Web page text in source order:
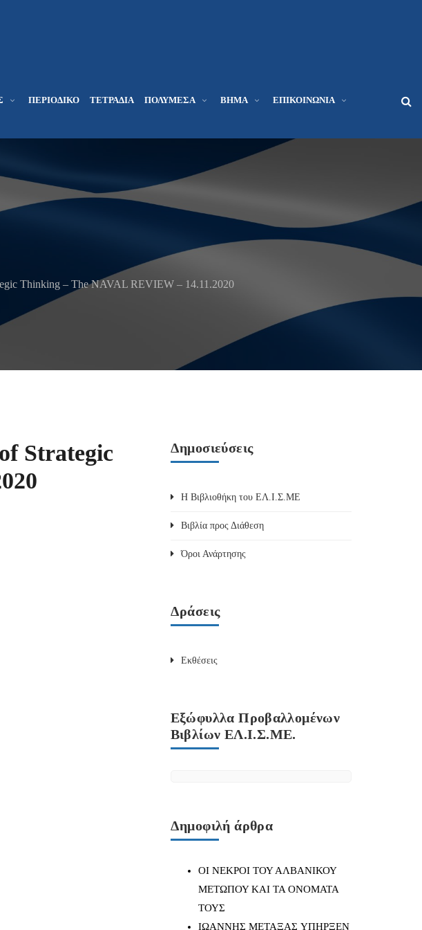
ΠΕΡΙΟΔΙΚΌ ΤΕΤΡΆΔΙΑ ΠΟΛΥΜΈΣΑ ΒΉΜΑ ΕΠΙΚΟΙΝΩΝΊΑ
Thinking – The NAVAL REVIEW – 14.11.2020
Strategic
Δημοσιεύσεις
Η Βιβλιοθήκη του ΕΛ.Ι.Σ.ΜΕ
Βιβλία προς Διάθεση
Όροι Ανάρτησης
Δράσεις
Εκθέσεις
Εξώφυλλα Προβαλλομένων
Βιβλίων ΕΛ.Ι.Σ.ΜΕ.
Δημοφιλή άρθρα
ΟΙ ΝΕΚΡΟΙ ΤΟΥ ΑΛΒΑΝΙΚΟΥ
ΜΕΤΩΠΟΥ ΚΑΙ ΤΑ ΟΝΟΜΑΤΑ
ΤΟΥΣ
IΩΑΝΝΗΣ ΜΕΤΑΞΑΣ YΠΗΡΞΕΝ